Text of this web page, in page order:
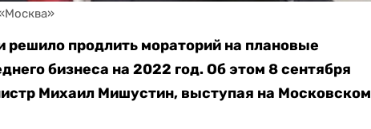
решило продлить мораторий на плановые
бизнеса на 2022 год. Об этом 8 сентября
Михаил Мишустин, выступая на Московском